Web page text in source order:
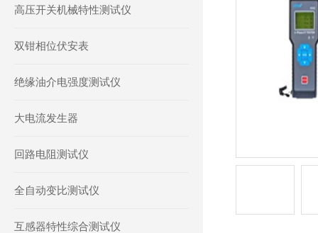
高压开关机械特性测试仪
双钳相位伏安表
绝缘油介电强度测试仪
大电流发生器
回路电阻测试仪
全自动变比测试仪
互感器特性综合测试仪